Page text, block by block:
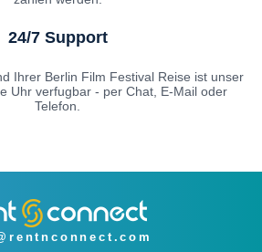
24/7 Support
Ihrer Berlin Film Festival Reise ist unser
Uhr verfugbar - per Chat, E-Mail oder
Telefon.